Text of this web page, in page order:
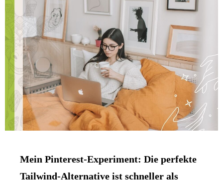
Mein Pinterest-Experiment: Die perfekte
Tailwind-Alternative ist schneller als